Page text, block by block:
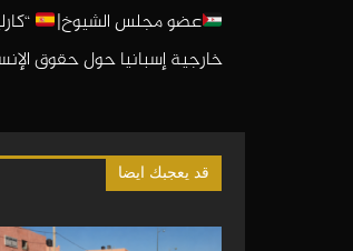
عضو مجلس الشيوخ|
خارجية إسبانيا حول حقوق
قد يعجبك ايضا